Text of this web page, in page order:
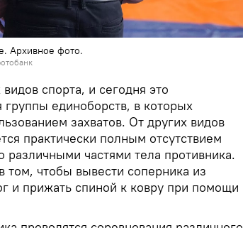
Архивное фото.
спорта, и сегодня это
группы единоборств, в которых
захватов. От других видов
практически полным отсутствием
различными частями тела противника.
том, чтобы вывести соперника из
и прижать спиной к ковру при помощи